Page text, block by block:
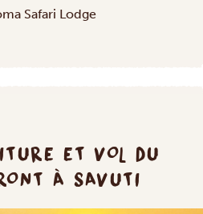
Safari Lodge
ET VOL DU
À SAVUTI